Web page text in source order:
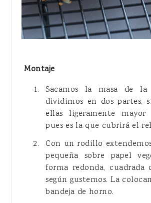
Montaje
Sacamos la masa de
dividimos en dos partes,
ellas ligeramente
pues es la que cubrirá el
Con un rodillo
pequeña sobre papel
forma redonda, cuadrada
según gustemos. La
bandeja de horno.